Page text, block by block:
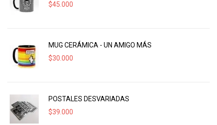
$45.000
MUG CERÁMICA - UN AMIGO MÁS
$30.000
POSTALES DESVARIADAS
$39.000